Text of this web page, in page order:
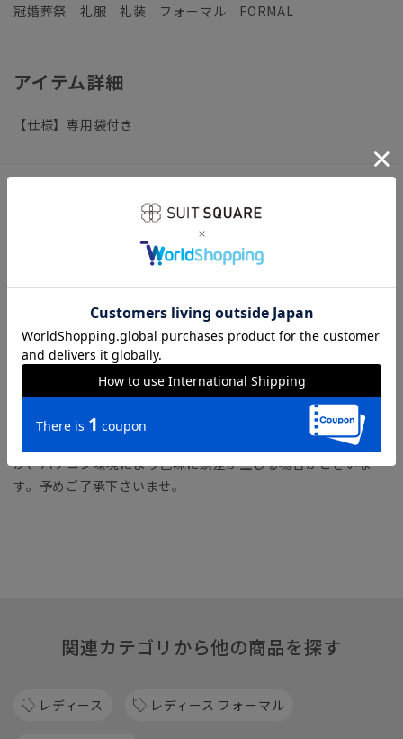
冠婚葬祭 礼服 礼装 フォーマル FORMAL
アイテム詳細
【仕様】専用袋付き
全長（内周）27.0cm 水晶直径0.75cm ふさの長さ8.0cm
〔付属の袋〕縦10.0cm 横16.0cm
※商品の仕上がりサイズ（出来上がり寸法）は上記のサイズ表
をご覧下さい。
※同サイズまたは同一商品でも、生産の過程で個体差や着用感
の違いが生じる場合がございます。
※カラー名は管理用の表記となります。実際の商品の色味は商
品画像をご確認ください。
※商品画像はできる限り実際の色に近づけて掲載しております
が、パソコン環境により色味に誤差が生じる場合がございま
す。予めご了承下さいませ。
関連カテゴリから他の商品を探す
レディース レディース フォーマル